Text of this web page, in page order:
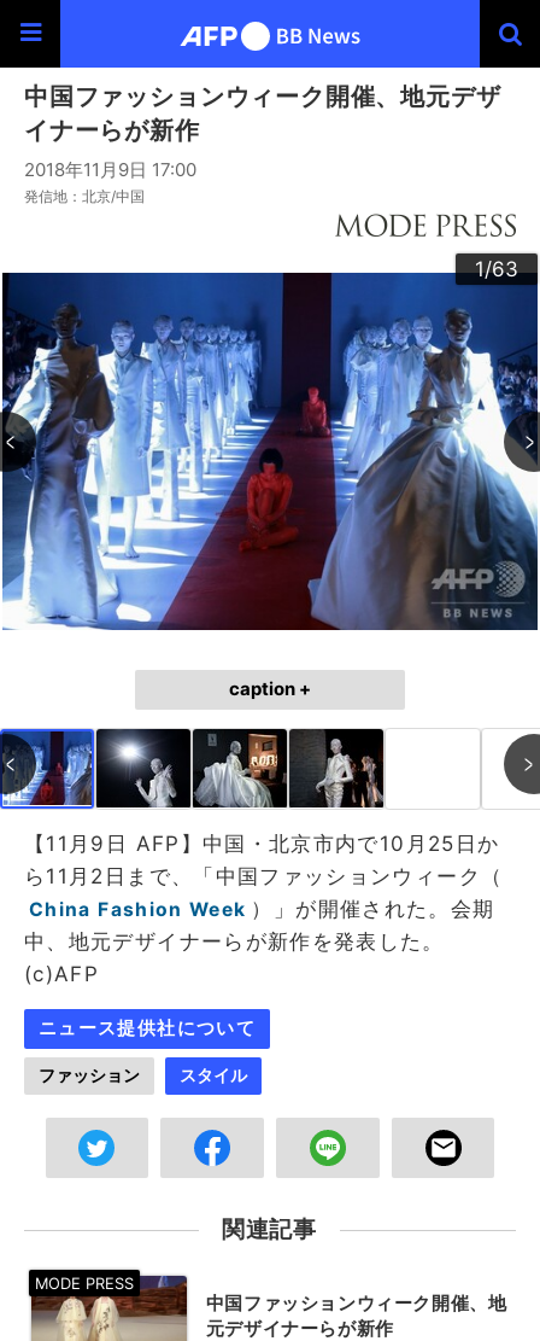
中国ファッションウィーク開催、地元デザ
イナーらが新作
2018年11月9日 17:00
発信地：北京/中国
1/63
2/63
3/63
4/63
5/63
6/63
7/63
8/63
9/63
10/63
11/63
12/63
13/63
14/63
15/63
16/63
17/63
18/63
19/63
20/63
21/63
22/63
23/63
24/63
25/63
26/63
27/63
28/63
29/63
30/63
31/63
32/63
33/63
34/63
35/63
36/63
37/63
38/63
39/63
40/63
41/63
42/63
43/63
44/63
45/63
46/63
47/63
48/63
49/63
50/63
51/63
52/63
53/63
54/63
55/63
56/63
57/63
58/63
59/63
60/63
61/63
62/63
63/63
caption +
【11月9日 AFP】中国・北京市内で10月25日か
ら11月2日まで、「中国ファッションウィーク（
China Fashion Week ）」が開催された。会期
中、地元デザイナーらが新作を発表した。
(c)AFP
ニュース提供社について
ファッション スタイル
関連記事
中国ファッションウィーク開催、地
元デザイナーらが新作